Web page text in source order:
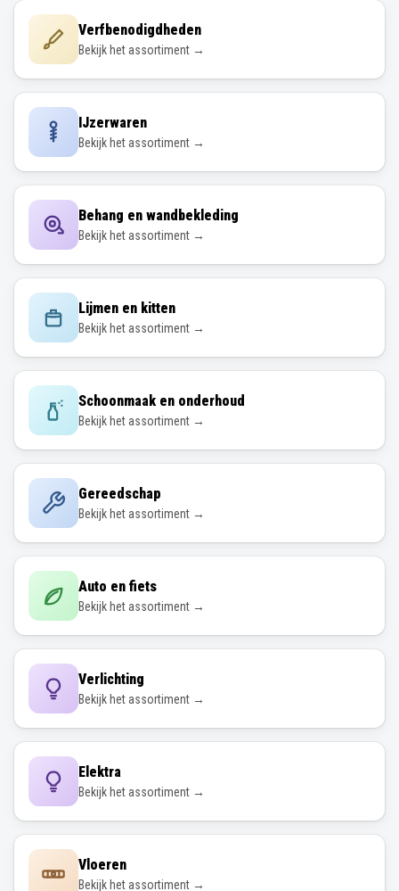
Verfbenodigdheden
Bekijk het assortiment →
IJzerwaren
Bekijk het assortiment →
Behang en wandbekleding
Bekijk het assortiment →
Lijmen en kitten
Bekijk het assortiment →
Schoonmaak en onderhoud
Bekijk het assortiment →
Gereedschap
Bekijk het assortiment →
Auto en fiets
Bekijk het assortiment →
Verlichting
Bekijk het assortiment →
Elektra
Bekijk het assortiment →
Vloeren
Bekijk het assortiment →